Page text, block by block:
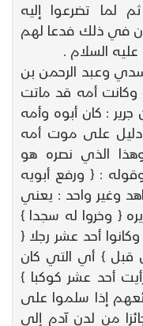
تضرعوا إليه
في ذلك فدعا لهم
السلام .
وعبد الرحمن بن
وكانت أمه قد ماتت
: كان أبوه وأمه
دليل على موت أمه
الذي نصره هو
: { ورفع أبويه
وغير واحد : يعني
{ وخروا له سجدا }
أحد عشر رجلا {
قبل } أي التي كان
أحد عشر كوكبا }
إذا سلموا على
من لدن آدم إلى